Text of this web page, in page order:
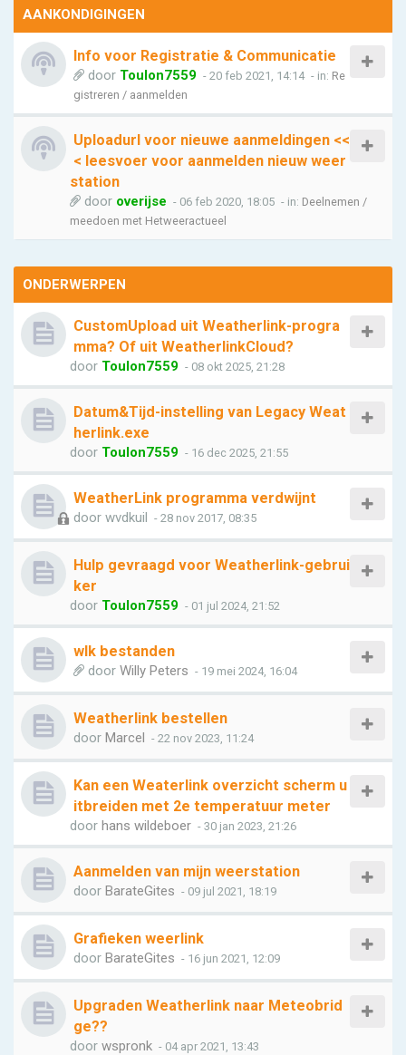
AANKONDIGINGEN
Info voor Registratie & Communicatie
door Toulon7559 - 20 feb 2021, 14:14 - in: Re
gistreren / aanmelden
Uploadurl voor nieuwe aanmeldingen <<
< leesvoer voor aanmelden nieuw weer
station
door overijse - 06 feb 2020, 18:05 - in: Deelnemen /
meedoen met Hetweeractueel
ONDERWERPEN
CustomUpload uit Weatherlink-progra
mma? Of uit WeatherlinkCloud?
door Toulon7559 - 08 okt 2025, 21:28
Datum&Tijd-instelling van Legacy Weat
herlink.exe
door Toulon7559 - 16 dec 2025, 21:55
WeatherLink programma verdwijnt
door wvdkuil - 28 nov 2017, 08:35
Hulp gevraagd voor Weatherlink-gebrui
ker
door Toulon7559 - 01 jul 2024, 21:52
wlk bestanden
door Willy Peters - 19 mei 2024, 16:04
Weatherlink bestellen
door Marcel - 22 nov 2023, 11:24
Kan een Weaterlink overzicht scherm u
itbreiden met 2e temperatuur meter
door hans wildeboer - 30 jan 2023, 21:26
Aanmelden van mijn weerstation
door BarateGites - 09 jul 2021, 18:19
Grafieken weerlink
door BarateGites - 16 jun 2021, 12:09
Upgraden Weatherlink naar Meteobrid
ge??
door wspronk - 04 apr 2021, 13:43